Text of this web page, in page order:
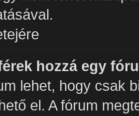
hozzá egy
lehet, hogy csak
el. A fórum